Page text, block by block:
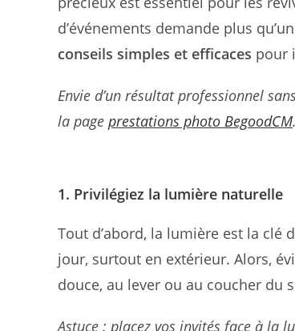
d’événements demande plus
conseils simples et efficaces pour
Envie d’un résultat professionnel
la page prestations photo BegoodCM.
1. Privilégiez la lumière naturelle
Tout d’abord, la lumière est la clé
jour, surtout en extérieur. Alors,
douce, au lever ou au coucher du
Astuce : placez vos invités face à la